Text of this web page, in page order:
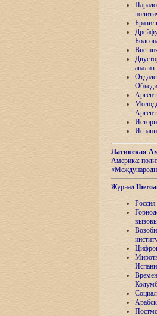
анализ
Латинская
Америка:
Журнал